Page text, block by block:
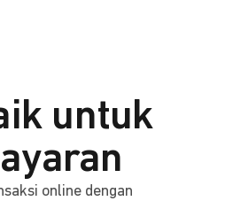
untuk
online dengan